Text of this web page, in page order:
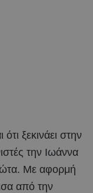
ξεκινάει στην
την Ιωάννα
Με αφορμή
από την